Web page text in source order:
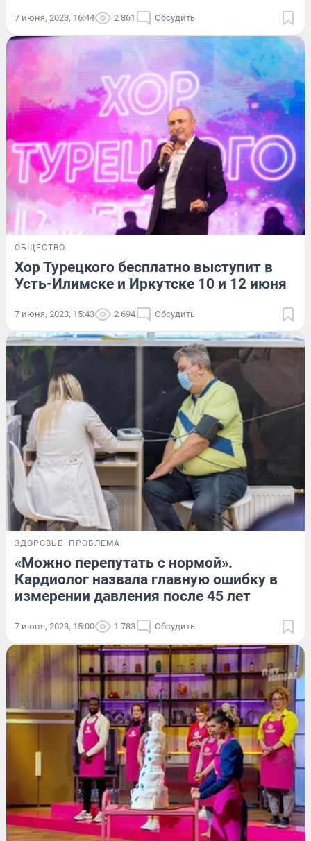
7 июня, 2023, 16:44 2 861 Обсудить
ОБЩЕСТВО
Хор Турецкого бесплатно выступит в
Усть-Илимске и Иркутске 10 и 12 июня
7 июня, 2023, 15:43 2 694 Обсудить
ЗДОРОВЬЕ ПРОБЛЕМА
«Можно перепутать с нормой».
Кардиолог назвала главную ошибку в
измерении давления после 45 лет
7 июня, 2023, 15:00 1 783 Обсудить